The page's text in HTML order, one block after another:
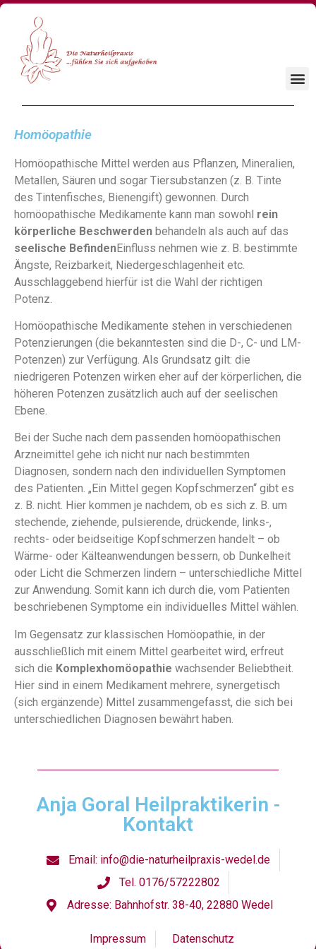
Homöopathie
Homöopathische Mittel werden aus Pflanzen, Mineralien,
Metallen, Säuren und sogar Tiersubstanzen (z. B. Tinte
des Tintenfisches, Bienengift) gewonnen. Durch
homöopathische Medikamente kann man sowohl rein
körperliche Beschwerden behandeln als auch auf das
seelische BefindenEinfluss nehmen wie z. B. bestimmte
Ängste, Reizbarkeit, Niedergeschlagenheit etc.
Ausschlaggebend hierfür ist die Wahl der richtigen
Potenz.
Homöopathische Medikamente stehen in verschiedenen
Potenzierungen (die bekanntesten sind die D-, C- und LM-
Potenzen) zur Verfügung. Als Grundsatz gilt: die
niedrigeren Potenzen wirken eher auf der körperlichen, die
höheren Potenzen zusätzlich auch auf der seelischen
Ebene.
Bei der Suche nach dem passenden homöopathischen
Arzneimittel gehe ich nicht nur nach bestimmten
Diagnosen, sondern nach den individuellen Symptomen
des Patienten. „Ein Mittel gegen Kopfschmerzen“ gibt es
z. B. nicht. Hier kommen je nachdem, ob es sich z. B. um
stechende, ziehende, pulsierende, drückende, links-,
rechts- oder beidseitige Kopfschmerzen handelt – ob
Wärme- oder Kälteanwendungen bessern, ob Dunkelheit
oder Licht die Schmerzen lindern – unterschiedliche Mittel
zur Anwendung. Somit kann ich durch die, vom Patienten
beschriebenen Symptome ein individuelles Mittel wählen.
Im Gegensatz zur klassischen Homöopathie, in der
ausschließlich mit einem Mittel gearbeitet wird, erfreut
sich die Komplexhomöopathie wachsender Beliebtheit.
Hier sind in einem Medikament mehrere, synergetisch
(sich ergänzende) Mittel zusammengefasst, die sich bei
unterschiedlichen Diagnosen bewährt haben.
Anja Goral Heilpraktikerin -
Kontakt
Email: info@die-naturheilpraxis-wedel.de
Tel. 0176/57222802
Adresse: Bahnhofstr. 38-40, 22880 Wedel
Impressum Datenschutz